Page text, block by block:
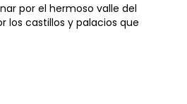
por el hermoso valle del
los castillos y palacios que